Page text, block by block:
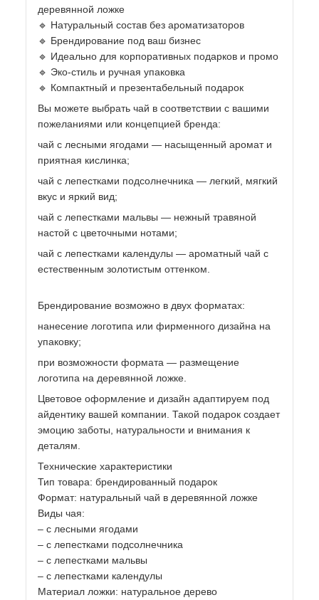
деревянной ложке
🔹 Натуральный состав без ароматизаторов
🔹 Брендирование под ваш бизнес
🔹 Идеально для корпоративных подарков и промо
🔹 Эко-стиль и ручная упаковка
🔹 Компактный и презентабельный подарок
Вы можете выбрать чай в соответствии с вашими
пожеланиями или концепцией бренда:
чай с лесными ягодами — насыщенный аромат и
приятная кислинка;
чай с лепестками подсолнечника — легкий, мягкий
вкус и яркий вид;
чай с лепестками мальвы — нежный травяной
настой с цветочными нотами;
чай с лепестками календулы — ароматный чай с
естественным золотистым оттенком.
Брендирование возможно в двух форматах:
нанесение логотипа или фирменного дизайна на
упаковку;
при возможности формата — размещение
логотипа на деревянной ложке.
Цветовое оформление и дизайн адаптируем под
айдентику вашей компании. Такой подарок создает
эмоцию заботы, натуральности и внимания к
деталям.
Технические характеристики
Тип товара: брендированный подарок
Формат: натуральный чай в деревянной ложке
Виды чая:
– с лесными ягодами
– с лепестками подсолнечника
– с лепестками мальвы
– с лепестками календулы
Материал ложки: натуральное дерево